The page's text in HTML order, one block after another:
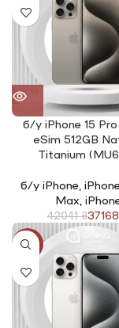
б/у iPhone 15
eSim 512GB
Titanium
б/у iPhone,
Max
42041₴37168
-12%